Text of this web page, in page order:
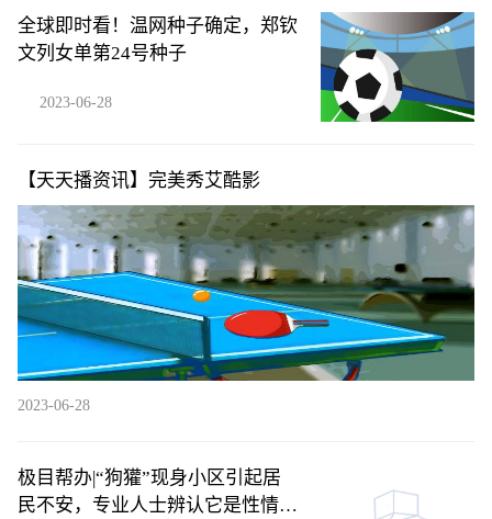
全球即时看！温网种子确定，郑钦
文列女单第24号种子
2023-06-28
【天天播资讯】完美秀艾酷影
2023-06-28
极目帮办|“狗獾”现身小区引起居
民不安，专业人士辨认它是性情温